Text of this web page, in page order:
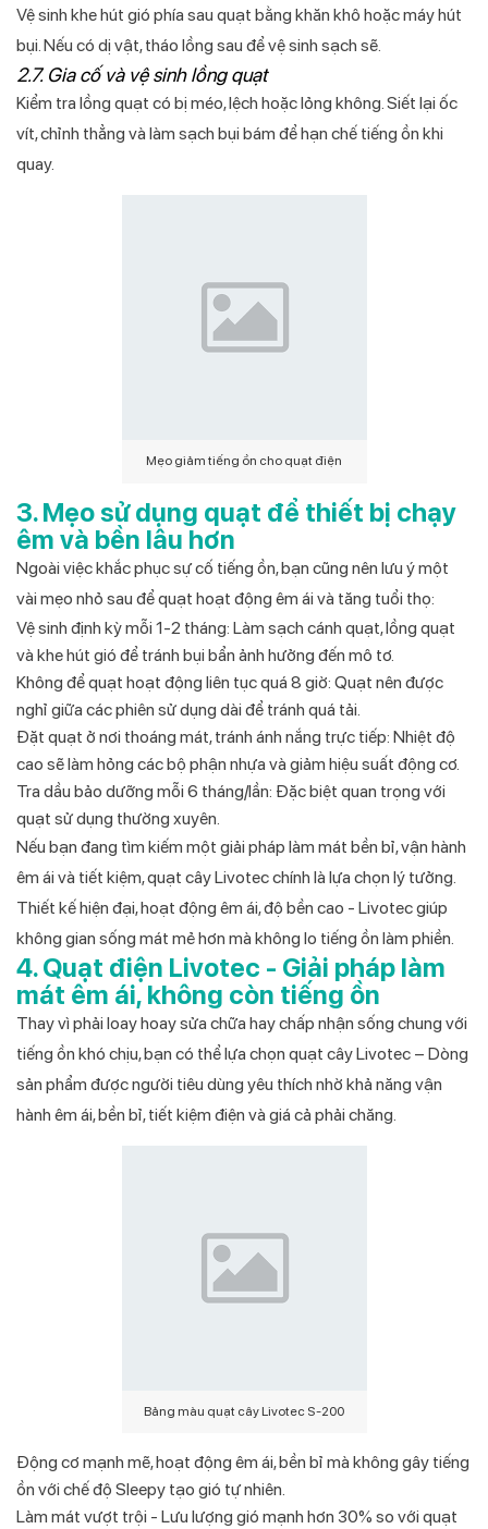
Vệ sinh khe hút gió phía sau quạt bằng khăn khô hoặc máy hút
bụi. Nếu có dị vật, tháo lồng sau để vệ sinh sạch sẽ.
2.7. Gia cố và vệ sinh lồng quạt
Kiểm tra lồng quạt có bị méo, lệch hoặc lỏng không. Siết lại ốc
vít, chỉnh thẳng và làm sạch bụi bám để hạn chế tiếng ồn khi
quay.
Mẹo giảm tiếng ồn cho quạt điện
3. Mẹo sử dụng quạt để thiết bị chạy
êm và bền lâu hơn
Ngoài việc khắc phục sự cố tiếng ồn, bạn cũng nên lưu ý một
vài mẹo nhỏ sau để quạt hoạt động êm ái và tăng tuổi thọ:
Vệ sinh định kỳ mỗi 1-2 tháng: Làm sạch cánh quạt, lồng quạt
và khe hút gió để tránh bụi bẩn ảnh hưởng đến mô tơ.
Không để quạt hoạt động liên tục quá 8 giờ: Quạt nên được
nghỉ giữa các phiên sử dụng dài để tránh quá tải.
Đặt quạt ở nơi thoáng mát, tránh ánh nắng trực tiếp: Nhiệt độ
cao sẽ làm hỏng các bộ phận nhựa và giảm hiệu suất động cơ.
Tra dầu bảo dưỡng mỗi 6 tháng/lần: Đặc biệt quan trọng với
quạt sử dụng thường xuyên.
Nếu bạn đang tìm kiếm một giải pháp làm mát bền bỉ, vận hành
êm ái và tiết kiệm, quạt cây Livotec chính là lựa chọn lý tưởng.
Thiết kế hiện đại, hoạt động êm ái, độ bền cao - Livotec giúp
không gian sống mát mẻ hơn mà không lo tiếng ồn làm phiền.
4. Quạt điện Livotec - Giải pháp làm
mát êm ái, không còn tiếng ồn
Thay vì phải loay hoay sửa chữa hay chấp nhận sống chung với
tiếng ồn khó chịu, bạn có thể lựa chọn quạt cây Livotec – Dòng
sản phẩm được người tiêu dùng yêu thích nhờ khả năng vận
hành êm ái, bền bỉ, tiết kiệm điện và giá cả phải chăng.
Bảng màu quạt cây Livotec S-200
Động cơ mạnh mẽ, hoạt động êm ái, bền bỉ mà không gây tiếng
ồn với chế độ Sleepy tạo gió tự nhiên.
Làm mát vượt trội - Lưu lượng gió mạnh hơn 30% so với quạt